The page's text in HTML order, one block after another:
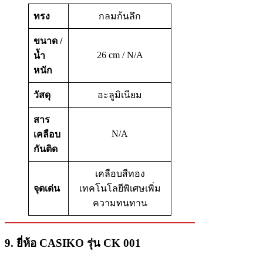
ทรง กลมก้นลึก
ขนาด /
น้ำ
หนัก
26 cm / N/A
วัสดุ อะลูมิเนียม
สาร
เคลือบ
กันติด
N/A
จุดเด่น
เคลือบสีทอง
เทคโนโลยีพิเศษเพิ่ม
ความทนทาน
9. ยี่ห้อ CASIKO รุ่น CK 001